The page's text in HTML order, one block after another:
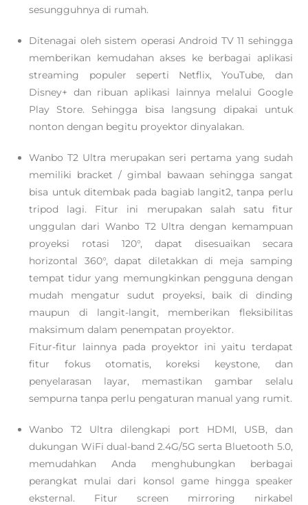
sesungguhnya di rumah.
Ditenagai oleh sistem operasi Android TV 11 sehingga
memberikan kemudahan akses ke berbagai aplikasi
streaming populer seperti Netflix, YouTube, dan
Disney+ dan ribuan aplikasi lainnya melalui Google
Play Store. Sehingga bisa langsung dipakai untuk
nonton dengan begitu proyektor dinyalakan.
Wanbo T2 Ultra merupakan seri pertama yang sudah
memiliki bracket / gimbal bawaan sehingga sangat
bisa untuk ditembak pada bagiab langit2, tanpa perlu
tripod lagi. Fitur ini merupakan salah satu fitur
unggulan dari Wanbo T2 Ultra dengan kemampuan
proyeksi rotasi 120°, dapat disesuaikan secara
horizontal 360°, dapat diletakkan di meja samping
tempat tidur yang memungkinkan pengguna dengan
mudah mengatur sudut proyeksi, baik di dinding
maupun di langit-langit, memberikan fleksibilitas
maksimum dalam penempatan proyektor.
Fitur-fitur lainnya pada proyektor ini yaitu terdapat
fitur fokus otomatis, koreksi keystone, dan
penyelarasan layar, memastikan gambar selalu
sempurna tanpa perlu pengaturan manual yang rumit.
Wanbo T2 Ultra dilengkapi port HDMI, USB, dan
dukungan WiFi dual-band 2.4G/5G serta Bluetooth 5.0,
memudahkan Anda menghubungkan berbagai
perangkat mulai dari konsol game hingga speaker
eksternal. Fitur screen mirroring nirkabel